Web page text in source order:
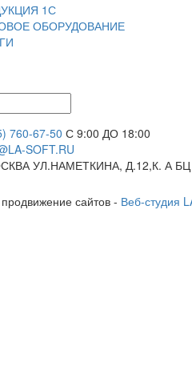
1С
ОБОРУДОВАНИЕ
760-67-50 С 9:00 ДО 18:00
SOFT.RU
УЛ.НАМЕТКИНА, Д.12,К. А
сайтов - Веб-студия